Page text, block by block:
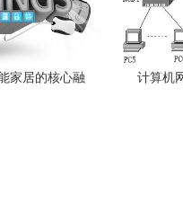
家居的核心融
计算机